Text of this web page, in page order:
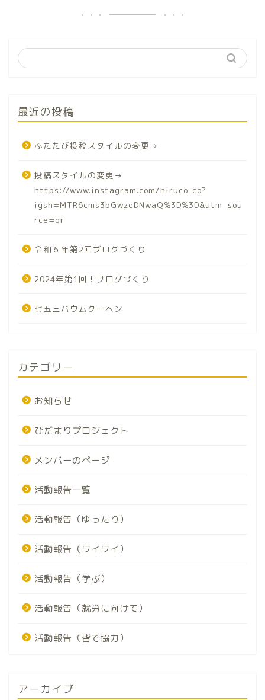
最近の投稿
ふたたび投稿スタイルの変更→
投稿スタイルの変更→
https://www.instagram.com/hiruco_co?
igsh=MTR6cms3bGwzeDNwaQ%3D%3D&utm_sou
rce=qr
令和６年第2回ブログづくり
2024年第1回！ブログづくり
七五三バウムクーヘン
カテゴリー
お知らせ
ひだまりプロジェクト
メンバーのページ
活動報告一覧
活動報告（ゆったり）
活動報告（ワイワイ）
活動報告（学ぶ）
活動報告（就労に向けて）
活動報告（皆で協力）
アーカイブ